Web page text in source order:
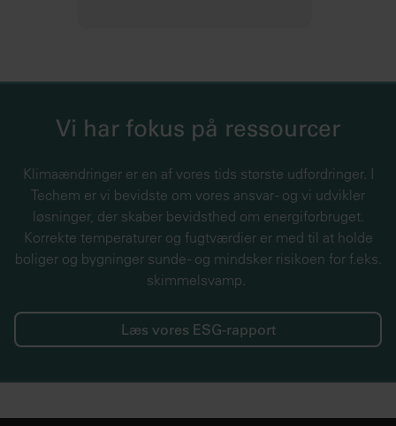
Vi har fokus på ressourcer
Klimaændringer er en af ​​vores tids største udfordringer. I
Techem er vi bevidste om vores ansvar - og vi udvikler
løsninger, der skaber bevidsthed om energiforbruget.
Korrekte temperaturer og fugtværdier er med til at holde
boliger og bygninger sunde - og mindsker risikoen for f.eks.
skimmelsvamp.
Læs vores ESG-rapport